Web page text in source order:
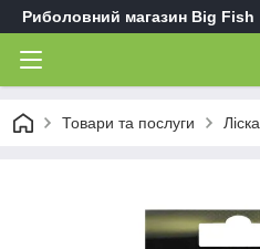
Риболовний магазин Big Fish
Товари та послуги Ліска